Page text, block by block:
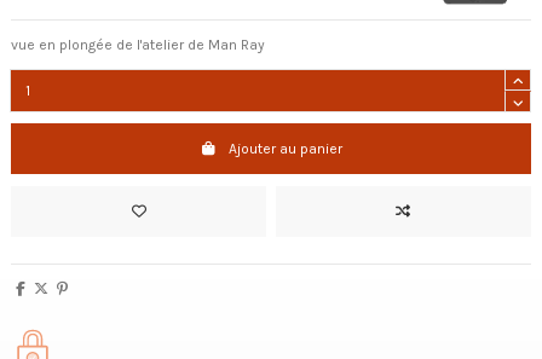
vue en plongée de l'atelier de Man Ray
Ajouter au panier